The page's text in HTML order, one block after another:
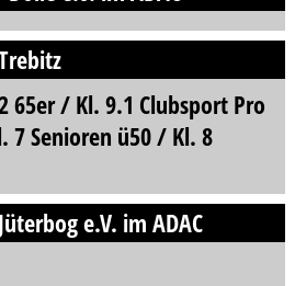
65er / Kl. 9.1 Clubsport Pro
7 Senioren ü50 / Kl. 8
e.V. im ADAC